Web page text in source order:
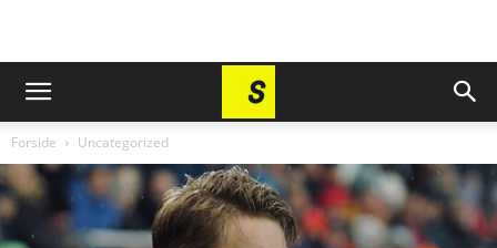
Forside Uncategorized